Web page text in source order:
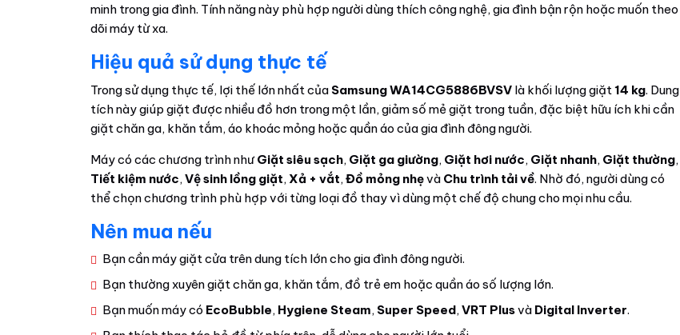
minh trong gia đình. Tính năng này phù hợp người dùng thích công nghệ, gia đình bận rộn hoặc muốn theo
dõi máy từ xa.
Hiệu quả sử dụng thực tế
Trong sử dụng thực tế, lợi thế lớn nhất của Samsung WA14CG5886BVSV là khối lượng giặt14 kg. Dung
tích này giúp giặt được nhiều đồ hơn trong một lần, giảm số mẻ giặt trong tuần, đặc biệt hữu ích khi cần
giặt chăn ga, khăn tắm, áo khoác mỏng hoặc quần áo của gia đình đông người.
Máy có các chương trình như Giặt siêu sạch, Giặt ga giường, Giặt hơi nước, Giặt nhanh, Giặt thường,
Tiết kiệm nước,Vệ sinh lồng giặt, Xả + vắt,Đồ mỏng nhẹvà Chu trình tải về. Nhờ đó, người dùng có
thể chọn chương trình phù hợp với từng loại đồ thay vì dùng một chế độ chung cho mọi nhu cầu.
Nên mua nếu
Bạn cần máy giặt cửa trên dung tích lớn cho gia đình đông người.
Bạn thường xuyên giặt chăn ga, khăn tắm, đồ trẻ em hoặc quần áo số lượng lớn.
Bạn muốn máy có EcoBubble, Hygiene Steam, Super Speed,VRT Plusvà Digital Inverter.